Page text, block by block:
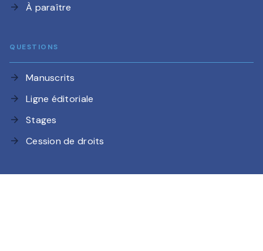
arrow_forward À paraître
QUESTIONS
arrow_forward Manuscrits
arrow_forward Ligne éditoriale
arrow_forward Stages
arrow_forward Cession de droits